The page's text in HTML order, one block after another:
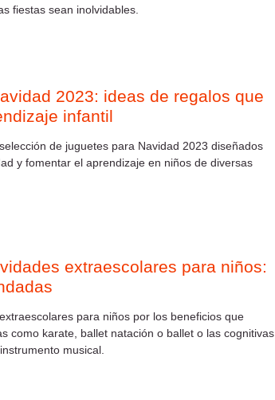
fiestas sean inolvidables.
2023: ideas de regalos que
infantil
de juguetes para Navidad 2023 diseñados
y fomentar el aprendizaje en niños de diversas
extraescolares para niños:
para niños por los beneficios que
como karate, ballet natación o ballet o las cognitivas
musical.